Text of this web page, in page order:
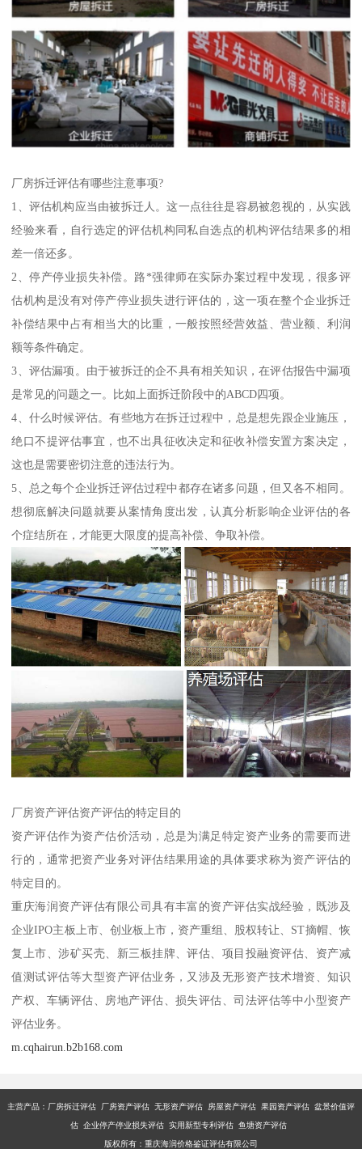
厂房拆迁评估有哪些注意事项?
1、评估机构应当由被拆迁人。这一点往往是容易被忽视的，从实践
经验来看，自行选定的评估机构同私自选点的机构评估结果多的相
差一倍还多。
2、停产停业损失补偿。路*强律师在实际办案过程中发现，很多评
估机构是没有对停产停业损失进行评估的，这一项在整个企业拆迁
补偿结果中占有相当大的比重，一般按照经营效益、营业额、利润
额等条件确定。
3、评估漏项。由于被拆迁的企不具有相关知识，在评估报告中漏项
是常见的问题之一。比如上面拆迁阶段中的ABCD四项。
4、什么时候评估。有些地方在拆迁过程中，总是想先跟企业施压，
绝口不提评估事宜，也不出具征收决定和征收补偿安置方案决定，
这也是需要密切注意的违法行为。
5、总之每个企业拆迁评估过程中都存在诸多问题，但又各不相同。
想彻底解决问题就要从案情角度出发，认真分析影响企业评估的各
个症结所在，才能更大限度的提高补偿、争取补偿。
厂房资产评估资产评估的特定目的
资产评估作为资产估价活动，总是为满足特定资产业务的需要而进
行的，通常把资产业务对评估结果用途的具体要求称为资产评估的
特定目的。
重庆海润资产评估有限公司具有丰富的资产评估实战经验，既涉及
企业IPO主板上市、创业板上市，资产重组、股权转让、ST摘帽、恢
复上市、涉矿买壳、新三板挂牌、评估、项目投融资评估、资产减
值测试评估等大型资产评估业务，又涉及无形资产技术增资、知识
产权、车辆评估、房地产评估、损失评估、司法评估等中小型资产
评估业务。
m.cqhairun.b2b168.com
主营产品：厂房拆迁评估 厂房资产评估 无形资产评估 房屋资产评估 果园资产评估 盆景价值评
估 企业停产停业损失评估 实用新型专利评估 鱼塘资产评估
版权所有：重庆海润价格鉴证评估有限公司